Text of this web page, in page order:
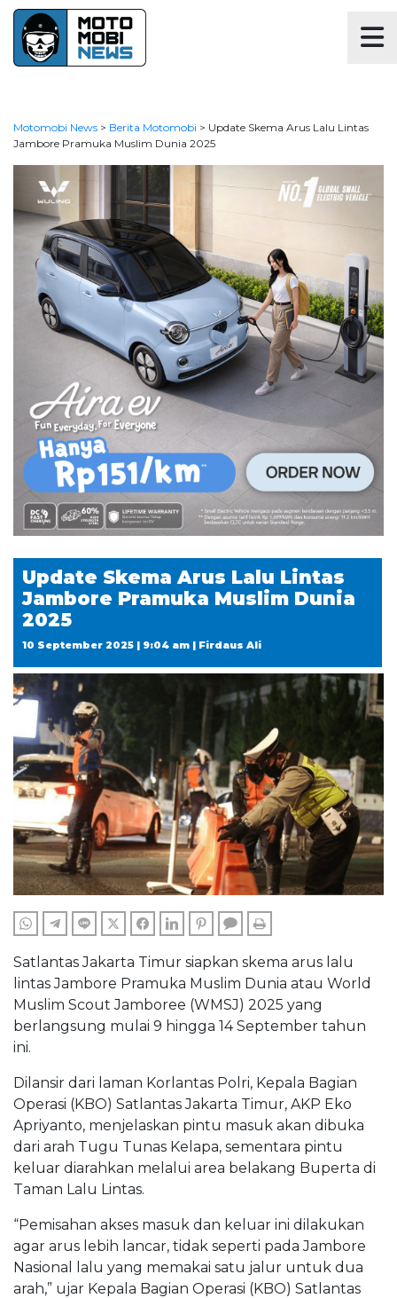
Motomobi News > Berita Motomobi > Update Skema Arus Lalu Lintas
Jambore Pramuka Muslim Dunia 2025
Update Skema Arus Lalu Lintas
Jambore Pramuka Muslim Dunia
2025
10 September 2025 | 9:04 am | Firdaus Ali
WHATSAPPTELEGRAM
LINE TWITTERFACEBOOKLINKEDINPINTERESTCOMMENTS
Satlantas Jakarta Timur siapkan skema arus lalu
lintas Jambore Pramuka Muslim Dunia atau World
Muslim Scout Jamboree (WMSJ) 2025 yang
berlangsung mulai 9 hingga 14 September tahun
ini.
Dilansir dari laman Korlantas Polri, Kepala Bagian
Operasi (KBO) Satlantas Jakarta Timur, AKP Eko
Apriyanto, menjelaskan pintu masuk akan dibuka
dari arah Tugu Tunas Kelapa, sementara pintu
keluar diarahkan melalui area belakang Buperta di
Taman Lalu Lintas.
“Pemisahan akses masuk dan keluar ini dilakukan
agar arus lebih lancar, tidak seperti pada Jambore
Nasional lalu yang memakai satu jalur untuk dua
arah,” ujar Kepala Bagian Operasi (KBO) Satlantas